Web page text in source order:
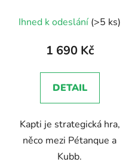
Ihned k odeslání (>5 ks)
1 690 Kč
DETAIL
Kapti je strategická hra,
něco mezi Pétanque a
Kubb.